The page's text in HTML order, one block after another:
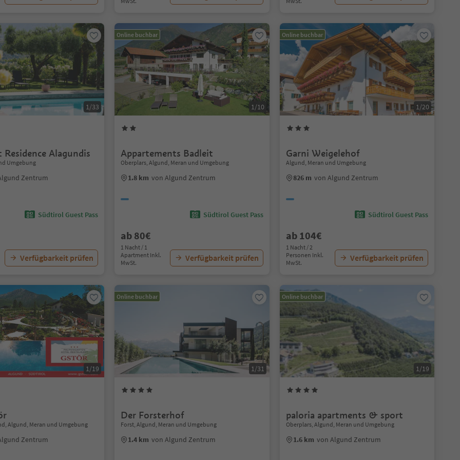
1/33
Alagundis
Umgebung
Zentrum
Südtirol Guest Pass
Verfügbarkeit prüfen
Online buchbar
1/10
Appartements Badleit
Oberplars, Algund, Meran und Umgebung
1.8 km von Algund Zentrum
Südtirol Guest Pass
ab 80€
1 Nacht / 1
Apartment Inkl.
MwSt.
Verfügbarkeit prüfen
Online buchbar
1/20
Garni Weigelehof
Algund, Meran und Umgebung
826 m von Algund Zentrum
Südtirol Guest Pass
ab 104€
1 Nacht / 2
Personen Inkl.
MwSt.
Verfügbarkeit prüfen
1/19
Algund, Meran und Umgebung
Zentrum
Online buchbar
1/31
Der Forsterhof
Forst, Algund, Meran und Umgebung
1.4 km von Algund Zentrum
Online buchbar
1/19
paloria apartments & sport
Oberplars, Algund, Meran und Umgebung
1.6 km von Algund Zentrum